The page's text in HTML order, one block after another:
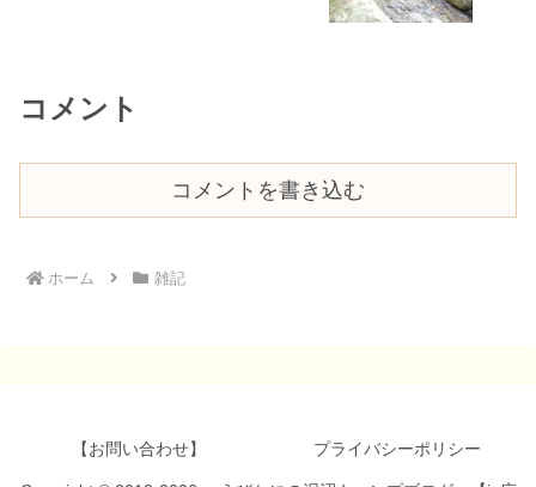
コメント
コメントを書き込む
ホーム 雑記
【お問い合わせ】 プライバシーポリシー